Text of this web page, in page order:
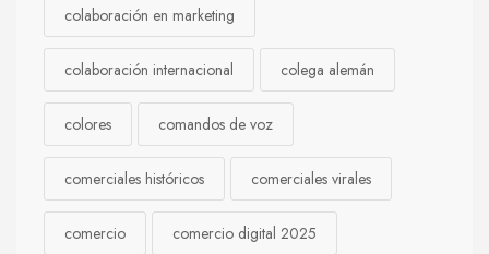
colaboración en marketing
colaboración internacional colega alemán
colores comandos de voz
comerciales históricos comerciales virales
comercio comercio digital 2025